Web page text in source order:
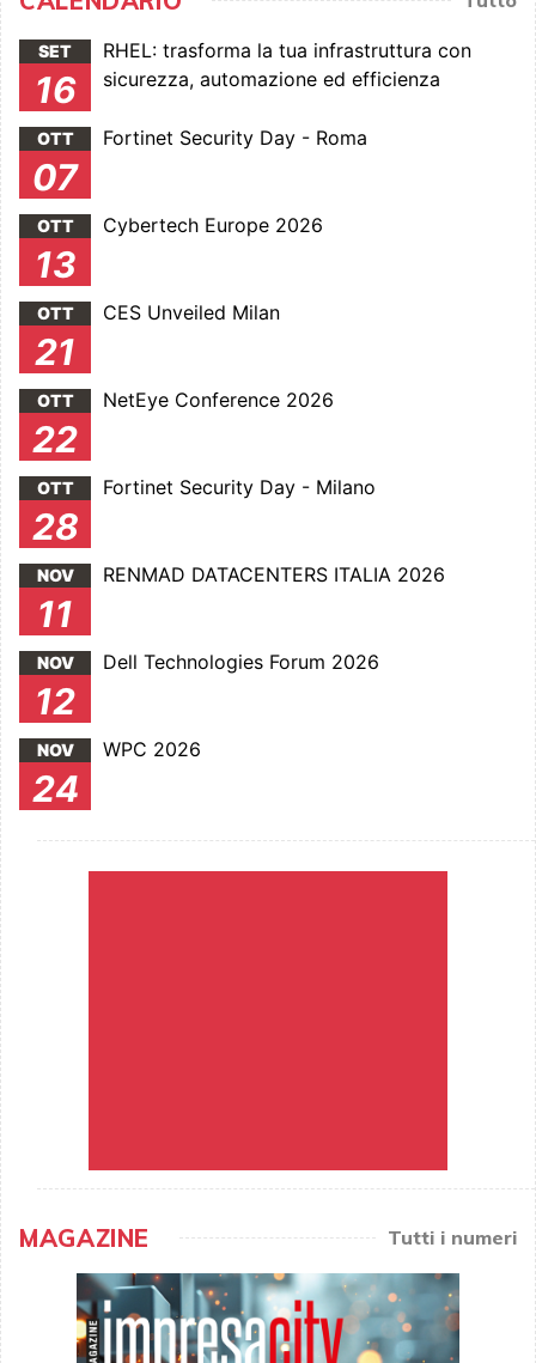
SET
16
RHEL: trasforma la tua infrastruttura con
sicurezza, automazione ed efficienza
OTT
07
Fortinet Security Day - Roma
OTT
13
Cybertech Europe 2026
OTT
21
CES Unveiled Milan
OTT
22
NetEye Conference 2026
OTT
28
Fortinet Security Day - Milano
NOV
11
RENMAD DATACENTERS ITALIA 2026
NOV
12
Dell Technologies Forum 2026
NOV
24
WPC 2026
MAGAZINE Tutti i numeri